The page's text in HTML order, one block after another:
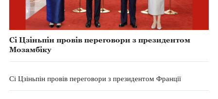
Сі Цзіньпін провів переговори з президентом
Мозамбіку
Сі Цзіньпін провів переговори з президентом Франції